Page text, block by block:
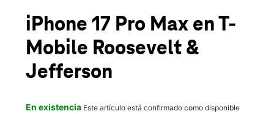
location_on
606 West Roosevelt Road Chicago, IL 60607
iPhone 17 Pro Max en T-
Mobile Roosevelt &
Jefferson
En existencia Este artículo está confirmado como disponible